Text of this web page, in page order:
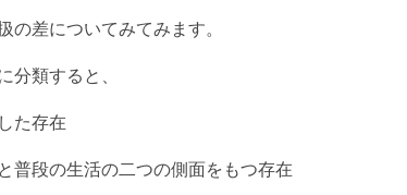
の差についてみてみます。
分類すると、
た存在
普段の生活の二つの側面をもつ存在